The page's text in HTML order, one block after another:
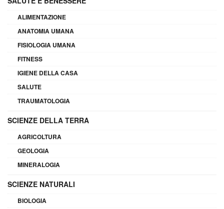
ALIMENTAZIONE
ANATOMIA UMANA
FISIOLOGIA UMANA
FITNESS
IGIENE DELLA CASA
SALUTE
TRAUMATOLOGIA
SCIENZE DELLA TERRA
AGRICOLTURA
GEOLOGIA
MINERALOGIA
SCIENZE NATURALI
BIOLOGIA